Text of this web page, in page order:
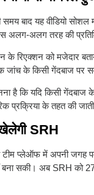
बाद यह वीडियो सोशल
अलग-अलग तरह की
के रिएक्शन को मजेदार
जांच के किसी गेंदबाज पर
है कि यदि किसी गेंदबाज
प्रक्रिया के तहत की
SRH
टीम प्लेऑफ में अपनी जगह
बना सकी। अब SRH को